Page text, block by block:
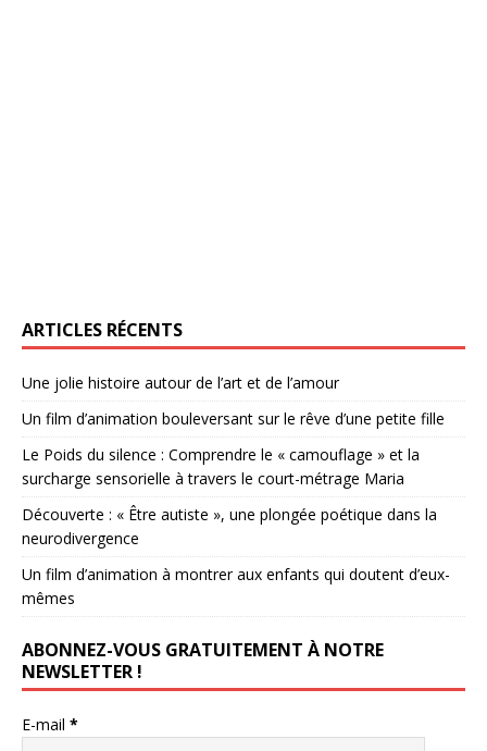
ARTICLES RÉCENTS
Une jolie histoire autour de l’art et de l’amour
Un film d’animation bouleversant sur le rêve d’une petite fille
Le Poids du silence : Comprendre le « camouflage » et la
surcharge sensorielle à travers le court-métrage Maria
Découverte : « Être autiste », une plongée poétique dans la
neurodivergence
Un film d’animation à montrer aux enfants qui doutent d’eux-
mêmes
ABONNEZ-VOUS GRATUITEMENT À NOTRE
NEWSLETTER !
E-mail *